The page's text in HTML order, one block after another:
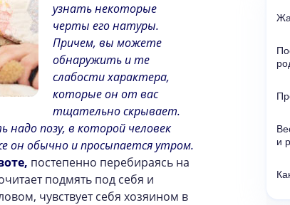
узнать некоторые
черты его натуры.
Причем, вы можете
обнаружить и те
слабости характера,
которые он от вас
тщательно скрывает.
позу, в которой человек
он обычно и просыпается утром.
постепенно перебираясь на
подмять под себя и
чувствует себя хозяином в
и